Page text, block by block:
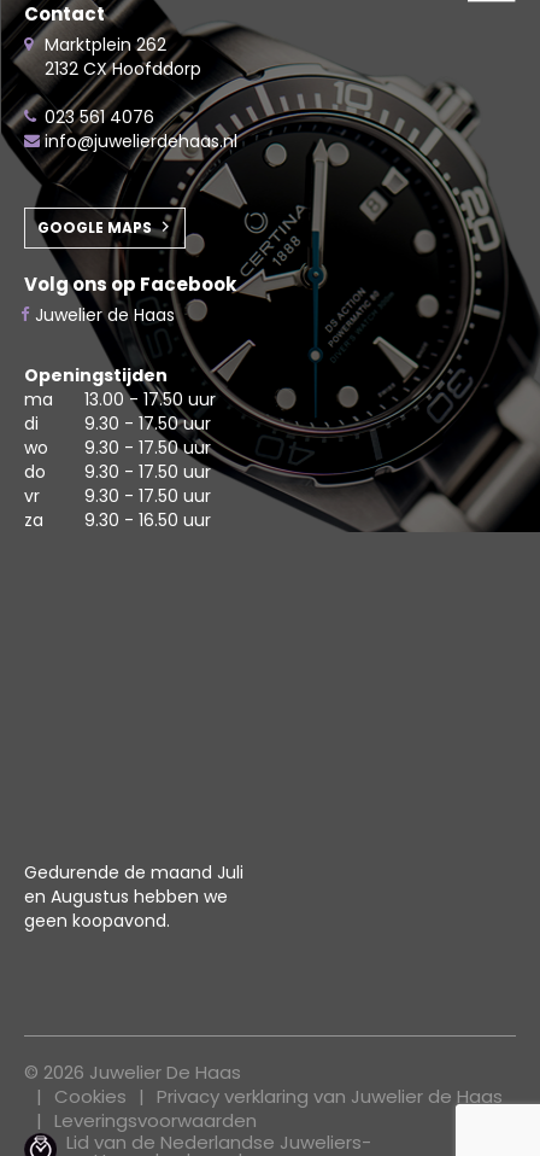
Contact
Marktplein 262
2132 CX Hoofddorp
023 561 4076
info@juwelierdehaas.nl
GOOGLE MAPS
Volg ons op Facebook
Juwelier de Haas
Openingstijden
ma
13.00 - 17.50 uur
di
9.30 - 17.50 uur
wo
9.30 - 17.50 uur
do
9.30 - 17.50 uur
vr
9.30 - 17.50 uur
za
9.30 - 16.50 uur
Gedurende de maand Juli
en Augustus hebben we
geen koopavond.
© 2026 Juwelier De Haas
Cookies
Privacy verklaring van Juwelier de Haas
Leveringsvoorwaarden
Lid van de Nederlandse Juweliers-